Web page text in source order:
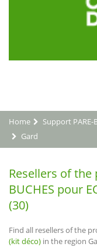
Home Support PARE-
Gard
Resellers of the
BUCHES pour
(30)
Find all resellers of the
(kit déco) in the region